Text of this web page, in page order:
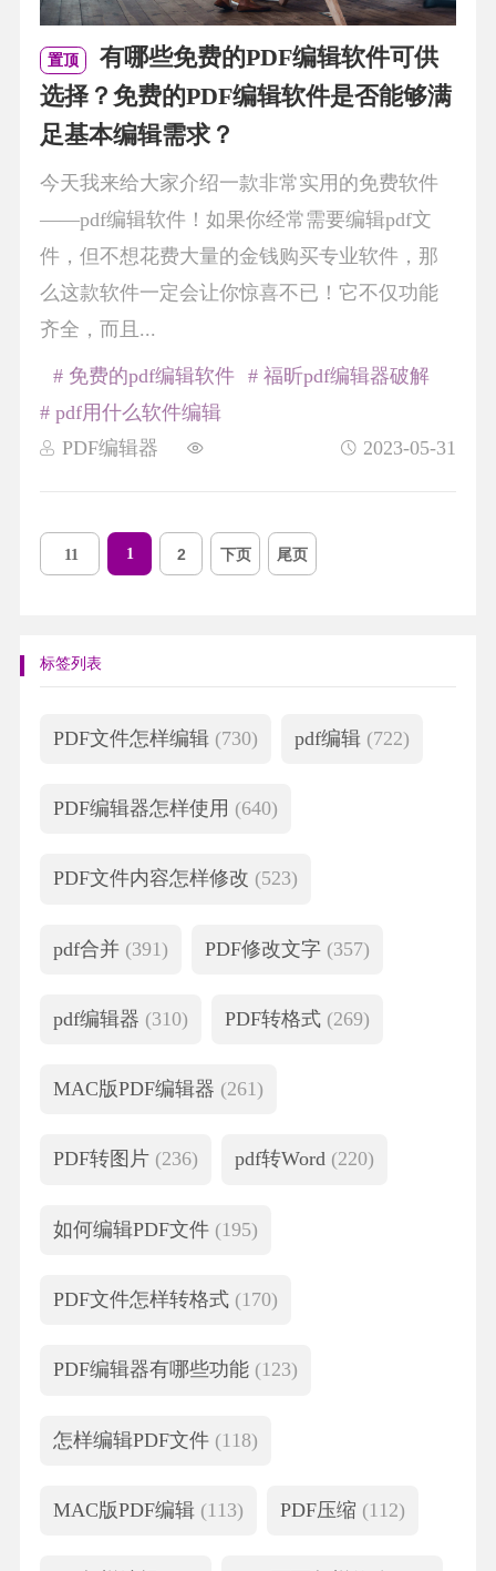
置顶
有哪些免费的PDF编辑软件可供
选择？免费的PDF编辑软件是否能够满
足基本编辑需求？
今天我来给大家介绍一款非常实用的免费软件
——pdf编辑软件！如果你经常需要编辑pdf文
件，但不想花费大量的金钱购买专业软件，那
么这款软件一定会让你惊喜不已！它不仅功能
齐全，而且...
PDF编辑器 2023-05-31
# 免费的pdf编辑软件
# 福昕pdf编辑器破解
# pdf用什么软件编辑
11 1 2 下页 尾页
标签列表
PDF文件怎样编辑 (730) pdf编辑 (722)
PDF编辑器怎样使用 (640)
PDF文件内容怎样修改 (523)
pdf合并 (391) PDF修改文字 (357)
pdf编辑器 (310) PDF转格式 (269)
MAC版PDF编辑器 (261)
PDF转图片 (236) pdf转Word (220)
如何编辑PDF文件 (195)
PDF文件怎样转格式 (170)
PDF编辑器有哪些功能 (123)
怎样编辑PDF文件 (118)
MAC版PDF编辑 (113) PDF压缩 (112)